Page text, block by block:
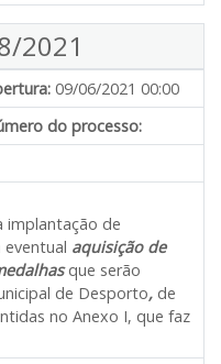
2021
09/06/2021 00:00
do processo:
implantação de
aquisição de
que serão
de Desporto, de
no Anexo I, que faz